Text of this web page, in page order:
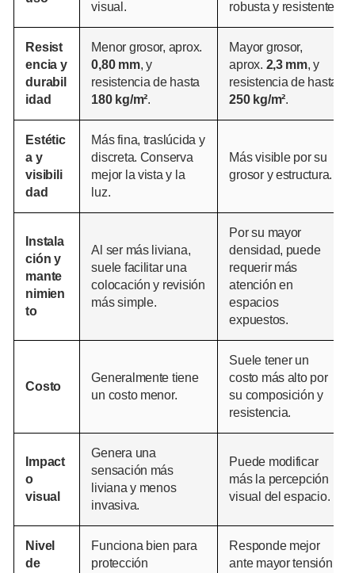
visual. robusta y resistente.
Resist
encia y
durabil
idad
Menor grosor, aprox.
0,80 mm, y
resistencia de hasta
180 kg/m².
Mayor grosor,
aprox. 2,3 mm, y
resistencia de hasta
250 kg/m².
Estétic
a y
visibili
dad
Más fina, traslúcida y
discreta. Conserva
mejor la vista y la
luz.
Más visible por su
grosor y estructura.
Instala
ción y
mante
nimien
to
Al ser más liviana,
suele facilitar una
colocación y revisión
más simple.
Por su mayor
densidad, puede
requerir más
atención en
espacios
expuestos.
Costo
Generalmente tiene
un costo menor.
Suele tener un
costo más alto por
su composición y
resistencia.
Impact
o
visual
Genera una
sensación más
liviana y menos
invasiva.
Puede modificar
más la percepción
visual del espacio.
Nivel
de
Funciona bien para
protección
Responde mejor
ante mayor tensión,